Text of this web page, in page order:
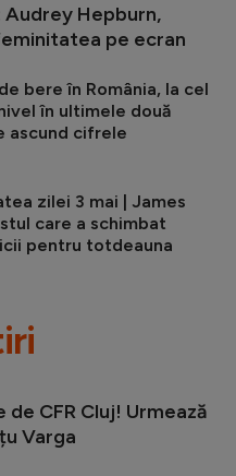
Hepburn,
pe ecran
bere în România, la cel
în ultimele două
ascund cifrele
zilei 3 mai | James
care a schimbat
pentru totdeauna
de CFR Cluj! Urmează
Varga